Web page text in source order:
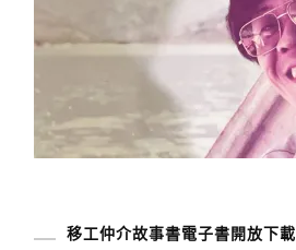
移工仲介故事書電子書開放下載